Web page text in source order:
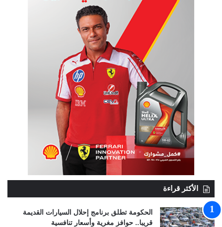
الأكثر قراءة
الحكومة تطلق برنامج إحلال السيارات القديمة
قريبا.. حوافز مغرية وأسعار تنافسية